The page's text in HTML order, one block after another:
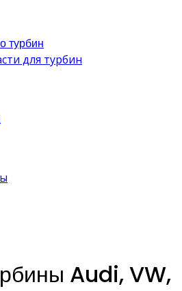
турбин
для турбин
Audi, VW,